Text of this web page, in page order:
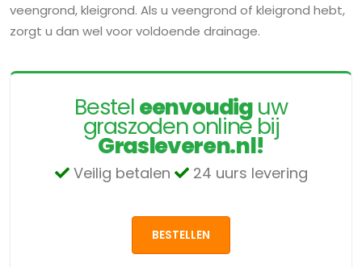
veengrond, kleigrond. Als u veengrond of kleigrond hebt,
zorgt u dan wel voor voldoende drainage.
Besteleenvoudiguw
graszoden online bij
Grasleveren.nl!
Veilig betalen 24 uurs levering
BESTELLEN